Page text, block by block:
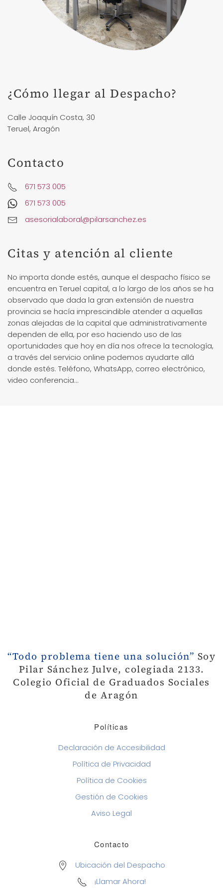
¿Cómo llegar al Despacho?
Calle Joaquín Costa, 30
Teruel, Aragón
Contacto
671 573 005
671 573 005
asesorialaboral@pilarsanchez.es
Citas y atención al cliente
No importa donde estés, aunque el despacho físico se
encuentra en Teruel capital, a lo largo de los años se ha
observado que dada la gran extensión de nuestra
provincia se hacía imprescindible atender a aquellas
zonas alejadas de la capital que administrativamente
dependen de ella, por eso haciendo uso de las
oportunidades que hoy en día nos ofrece la tecnología,
a través del servicio online podemos ayudarte allá
donde estés. Teléfono, WhatsApp, correo electrónico,
video conferencia…
“Todo problema tiene una solución” Soy
Pilar Sánchez Julve, colegiada 2133.
Colegio Oficial de Graduados Sociales
de Aragón
Políticas
Declaración de Accesibilidad
Política de Privacidad
Política de Cookies
Gestión de Cookies
Aviso Legal
Contacto
Ubicación del Despacho
¡Llamar Ahora!